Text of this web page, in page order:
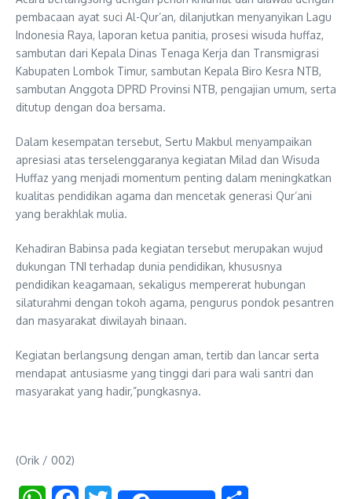
pembacaan ayat suci Al-Qur’an, dilanjutkan menyanyikan Lagu
Indonesia Raya, laporan ketua panitia, prosesi wisuda huffaz,
sambutan dari Kepala Dinas Tenaga Kerja dan Transmigrasi
Kabupaten Lombok Timur, sambutan Kepala Biro Kesra NTB,
sambutan Anggota DPRD Provinsi NTB, pengajian umum, serta
ditutup dengan doa bersama.
Dalam kesempatan tersebut, Sertu Makbul menyampaikan
apresiasi atas terselenggaranya kegiatan Milad dan Wisuda
Huffaz yang menjadi momentum penting dalam meningkatkan
kualitas pendidikan agama dan mencetak generasi Qur’ani
yang berakhlak mulia.
Kehadiran Babinsa pada kegiatan tersebut merupakan wujud
dukungan TNI terhadap dunia pendidikan, khususnya
pendidikan keagamaan, sekaligus mempererat hubungan
silaturahmi dengan tokoh agama, pengurus pondok pesantren
dan masyarakat diwilayah binaan.
Kegiatan berlangsung dengan aman, tertib dan lancar serta
mendapat antusiasme yang tinggi dari para wali santri dan
masyarakat yang hadir,”pungkasnya.
(Orik / 002)